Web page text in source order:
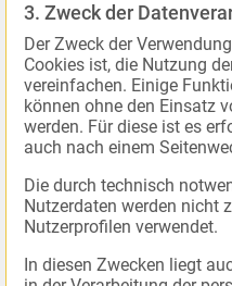
3. Zweck der
Der Zweck der
Cookies ist, die Nutzung
vereinfachen. Einige
können ohne den Einsatz
werden. Für diese ist es
auch nach einem
Die durch technisch
Nutzerdaten werden nicht
Nutzerprofilen verwendet.
In diesen Zwecken liegt